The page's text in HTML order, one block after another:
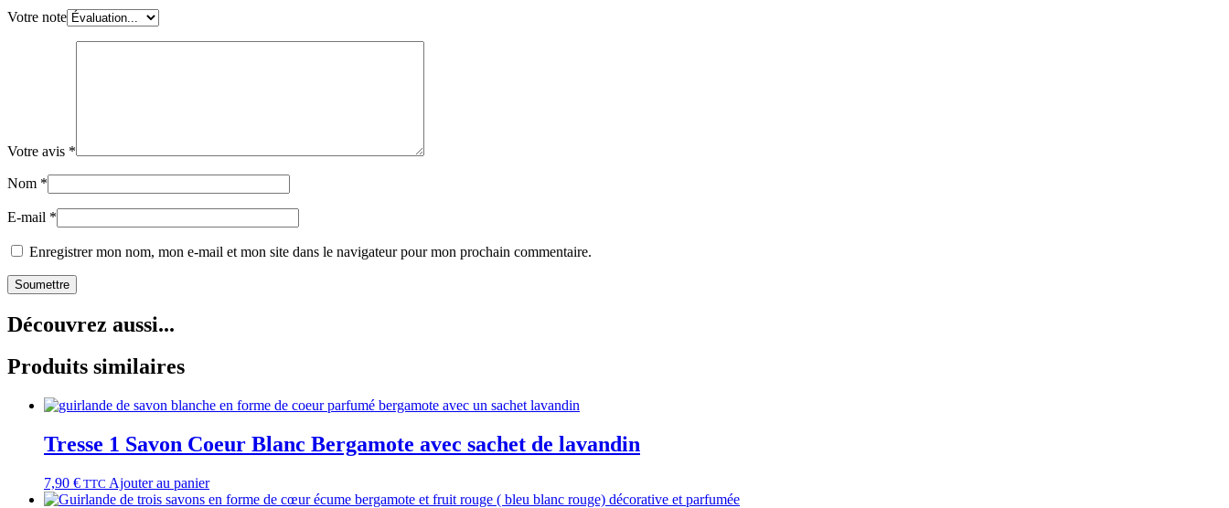
debout"
Votre note
Votre avis *
Nom *
E-mail *
Enregistrer mon nom, mon e-mail et mon site dans le navigateur pour mon prochain commentaire.
Découvrez aussi...
Produits similaires
Tresse 1 Savon Coeur Blanc Bergamote avec sachet de lavandin
7,90 € TTC Ajouter au panier